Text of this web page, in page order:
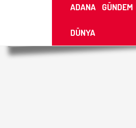
ADANA GÜNDEM
DÜNYA